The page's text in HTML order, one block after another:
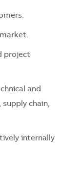
project
and
chain,
internally